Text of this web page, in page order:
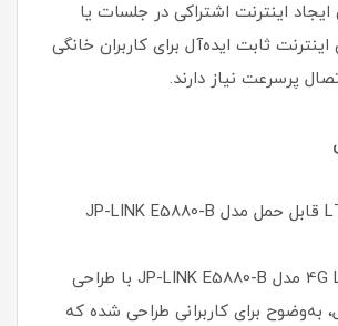
اینترنت اشتراکی در جلسات یا
ثابت ایده‌آل برای کاربران خانگی
پرسرعت نیاز دارند.
مودم جیبی 4G LTE مدل JP-LINK E5880-B با طراحی
به‌وضوح برای کاربرانی طراحی شده که